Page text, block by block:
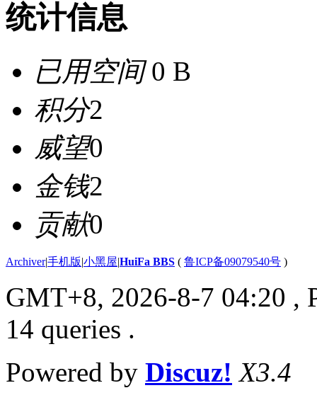
统计信息
已用空间0 B
积分2
威望0
金钱2
贡献0
Archiver|手机版|小黑屋|HuiFa BBS ( 鲁ICP备09079540号 )
GMT+8, 2026-8-7 04:20 ,
14 queries .
Powered by Discuz! X3.4